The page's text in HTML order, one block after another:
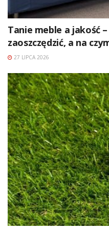
Tanie meble a jakość
zaoszczędzić, a na
27 LIPCA 2026